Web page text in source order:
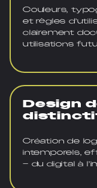
Couleurs,
et règles
clairement
utilisations
Design
Création de
intemporels,
– du digital à